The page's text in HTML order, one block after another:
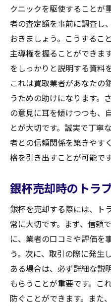
クニックを駆使することが
者の査定額を事前に調査し
おきましょう。こうするこ
主導権を握ることができま
をしっかりと説明する資料
これは買取業者があなたの
うための助けになります。
の意見に耳を傾けつつも、
とが大切です。誠実で丁寧
者との信頼関係を築きやす
格を引き出すことが可能です
銀杯売却時のトラ
銀杯を売却する際には、ト
常に大切です。まず、信頼
に、業者の口コミや評価を
う。次に、取引の際に発生
ある場合は、必ず詳細な説
もらうことが重要です。こ
防ぐことができます。また